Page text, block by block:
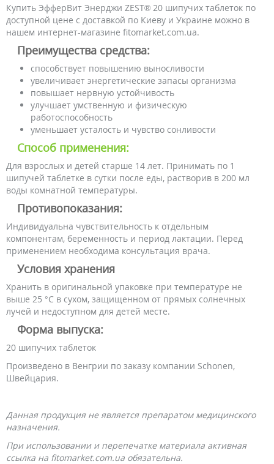
Купить ЭфферВит Энерджи ZEST® 20 шипучих таблеток по
доступной цене с доставкой по Киеву и Украине можно в
нашем интернет-магазине fitomarket.com.ua.
Преимущества средства:
способствует повышению выносливости
увеличивает энергетические запасы организма
повышает нервную устойчивость
улучшает умственную и физическую
работоспособность
уменьшает усталость и чувство сонливости
Способ применения:
Для взрослых и детей старше 14 лет. Принимать по 1
шипучей таблетке в сутки после еды, растворив в 200 мл
воды комнатной температуры.
Противопоказания:
Индивидуальна чувствительность к отдельным
компонентам, беременность и период лактации. Перед
применением необходима консультация врача.
Условия хранения
Хранить в оригинальной упаковке при температуре не
выше 25 °C в сухом, защищенном от прямых солнечных
лучей и недоступном для детей месте.
Форма выпуска:
20 шипучих таблеток
Произведено в Венгрии по заказу компании Schonen,
Швейцария.
Данная продукция не является препаратом медицинского
назначения.
При использовании и перепечатке материала активная
ссылка на fitomarket.com.ua обязательна.